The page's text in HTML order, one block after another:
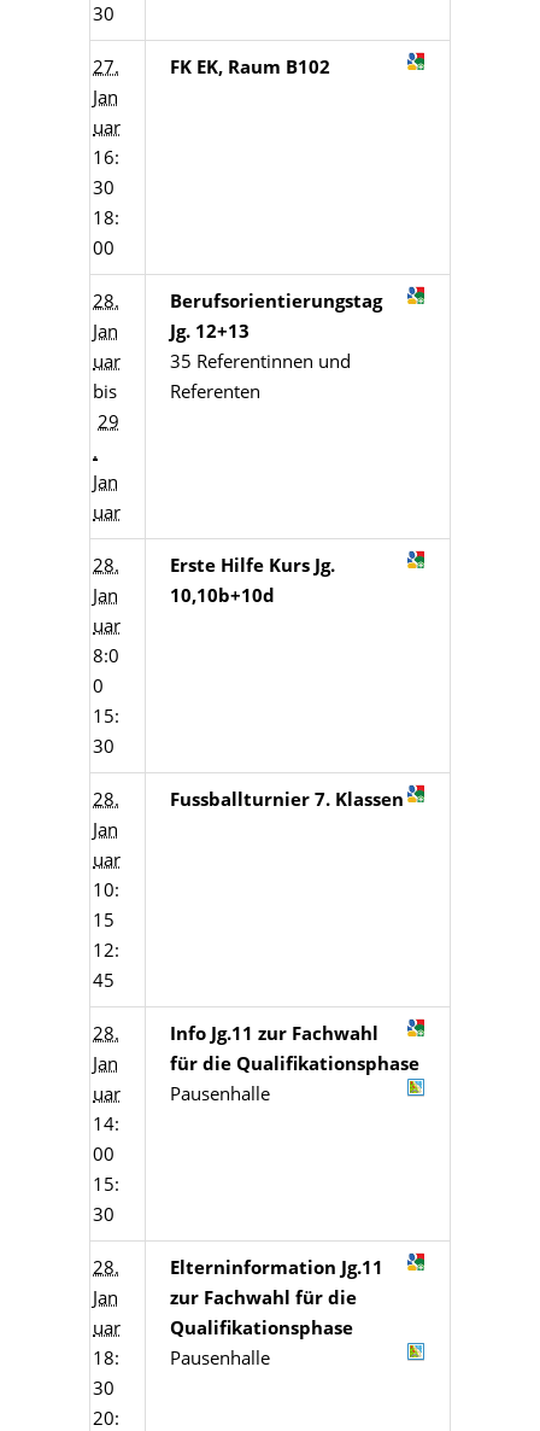
30
27.
Jan
uar
16:
30
18:
00
FK EK, Raum B102
28.
Jan
uar
bis
29
.
Jan
uar
Berufsorientierungstag
Jg. 12+13
35 Referentinnen und
Referenten
28.
Jan
uar
8:0
0
15:
30
Erste Hilfe Kurs Jg.
10,10b+10d
28.
Jan
uar
10:
15
12:
45
Fussballturnier 7. Klassen
28.
Jan
uar
14:
00
15:
30
Info Jg.11 zur Fachwahl
für die Qualifikationsphase
Pausenhalle
28.
Jan
uar
18:
30
20:
Elterninformation Jg.11
zur Fachwahl für die
Qualifikationsphase
Pausenhalle